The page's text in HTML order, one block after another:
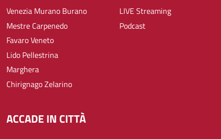
Venezia Murano Burano
Mestre Carpenedo
Favaro Veneto
Lido Pellestrina
Marghera
Chirignago Zelarino
LIVE Streaming
Podcast
ACCADE IN CITTÀ